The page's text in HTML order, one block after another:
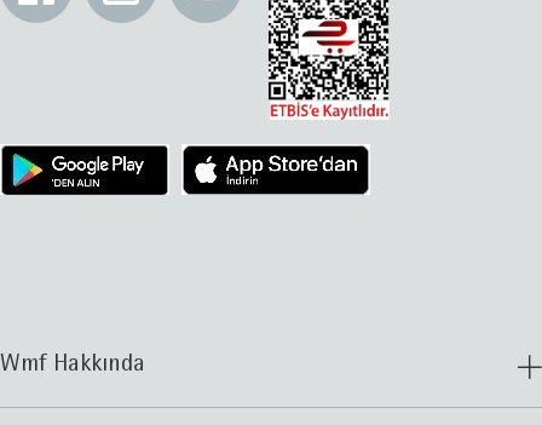
WMF, kalite ve estetik anlamına gelir. Bunlar prestijli
tasarım ödülleri kazanmış sofra ve aksesuarlardır. Her WMF
ürünü, sürekli geliştirdiğimiz ergonomiyi, stili ve
işlevselliği bir araya getirir. Gerçek buluşlardan biri,
benzersiz, dayanıklı 18/10 Cromargan® çelik alaşımının
oluşturulmasıydı. Neredeyse tüm çeşitlerimizin imalatında
kullanılmaktadır - bu alaşım zamanla bozulmaz ve
WMF - teknolojiye özel bir odaklanma
Belirli bir yemeğin hazırlanması için hazırlık son derece
Wmf Hakkında